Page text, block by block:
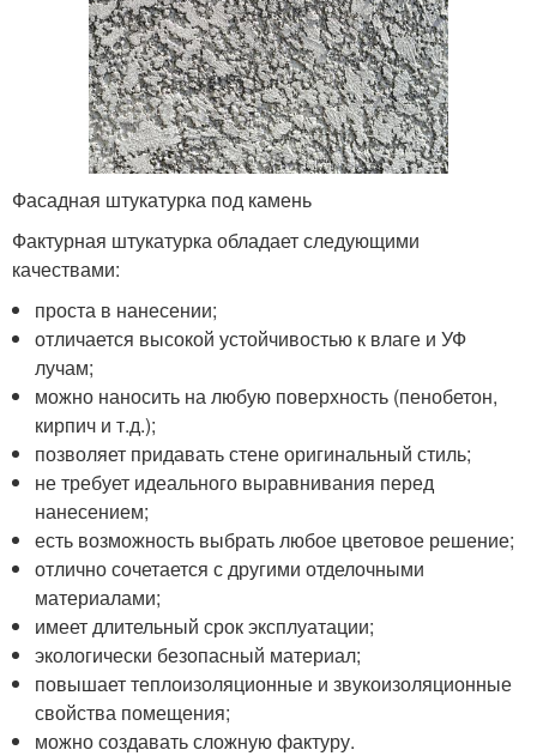
Фасадная штукатурка под камень
Фактурная штукатурка обладает следующими
качествами:
проста в нанесении;
отличается высокой устойчивостью к влаге и УФ
лучам;
можно наносить на любую поверхность (пенобетон,
кирпич и т.д.);
позволяет придавать стене оригинальный стиль;
не требует идеального выравнивания перед
нанесением;
есть возможность выбрать любое цветовое решение;
отлично сочетается с другими отделочными
материалами;
имеет длительный срок эксплуатации;
экологически безопасный материал;
повышает теплоизоляционные и звукоизоляционные
свойства помещения;
можно создавать сложную фактуру.